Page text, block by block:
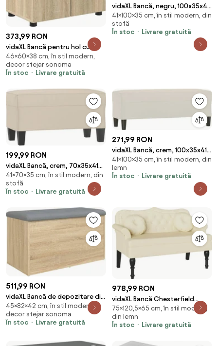
373,99 RON
vidaXL Bancă pentru hol cu
pernă cu raft Stejar Sonoma 60
x 38 x 46 cm
46×60×38 cm, în stil modern,
decor stejar sonoma
În stoc
Livrare gratuită
vidaXL Bancă, negru, 100x35x41
cm, microfibră
41×100×35 cm, în stil modern, din
stofă
În stoc
Livrare gratuită
199,99 RON
vidaXL Bancă, crem, 70x35x41
cm, țesătură microfibră
41×70×35 cm, în stil modern, din
stofă
În stoc
Livrare gratuită
271,99 RON
vidaXL Bancă, crem, 100x35x41
cm, catifea
41×100×35 cm, în stil modern, din
lemn
În stoc
Livrare gratuită
511,99 RON
vidaXL Bancă de depozitare din
stejar Sonoma, 82x42x45 cm,
lemn stratificat
45×82×42 cm, în stil modern,
decor stejar sonoma
În stoc
Livrare gratuită
978,99 RON
vidaXL Bancă Chesterfield
Crem 120.5 x 65 x 75 cm Piele
artificială
75×120,5×65 cm, în stil modern,
din lemn
În stoc
Livrare gratuită